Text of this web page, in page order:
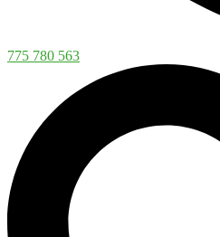
775 780 563